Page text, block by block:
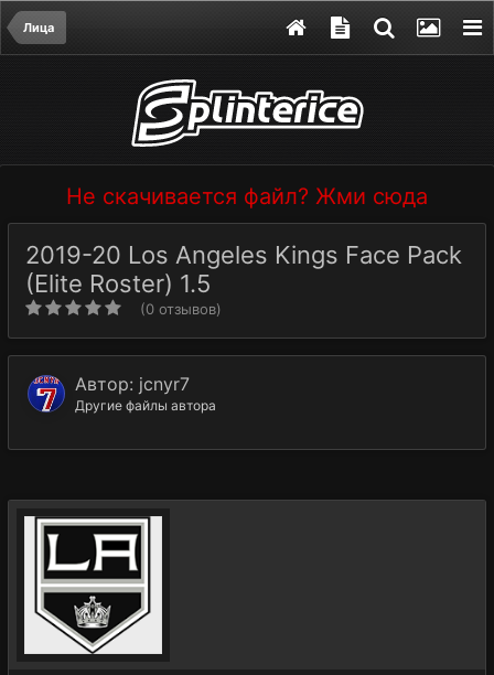
Лица
Не скачивается файл? Жми сюда
2019-20 Los Angeles Kings Face Pack
(Elite Roster) 1.5
(0 отзывов)
Автор: jcnyr7
Другие файлы автора